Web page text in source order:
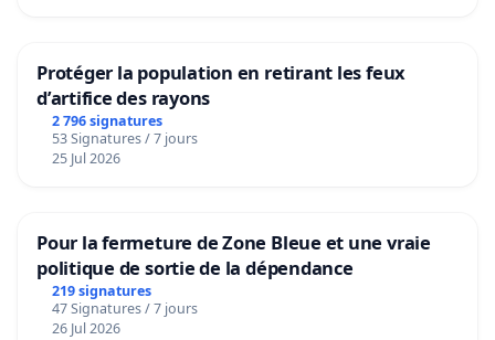
Protéger la population en retirant les feux
d’artifice des rayons
2 796 signatures
53 Signatures / 7 jours
25 Jul 2026
Pour la fermeture de Zone Bleue et une vraie
politique de sortie de la dépendance
219 signatures
47 Signatures / 7 jours
26 Jul 2026